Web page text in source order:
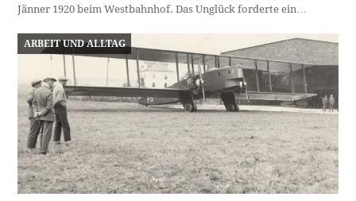
Jänner 1920 beim Westbahnhof. Das Unglück forderte ein…
ARBEIT UND ALLTAG